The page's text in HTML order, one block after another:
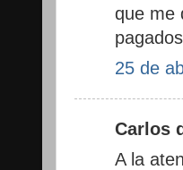
que me
25 de
Carlos
A la